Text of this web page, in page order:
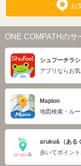
お
ONE COMPATHのサ
シュフーチラ
アプリならお
Mapion
地図検索・ル
aruku&（ある
歩いてポイン